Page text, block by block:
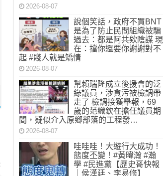
2026-08-07
說個笑話，政府不買BNT
是為了防止民間組織被騙
過去：都是阿共欸陰謀 現
在：擋你還要你謝謝對不
起 #賤人就是矯情
2026-08-07
幫賴瑞隆成立後援會的泛
綠議員，涉貪污被檢調帶
走了 檢調接獲舉報，69
歲的范織欽在擔任議員期
間，疑似介入原鄉部落的工程發…
2026-08-07
哇哇哇！大遊行大成功！
態度丕變！#黃暐瀚 #瀚
學 #民進黨【歷史哥快報
｜侯漢廷、李易修】